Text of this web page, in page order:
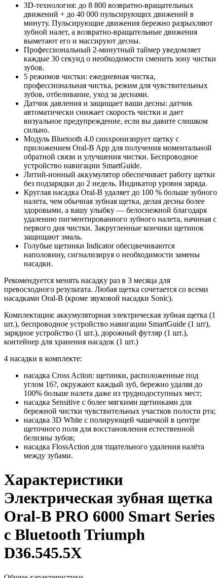
3D-технология: до 8 800 возвратно-вращательных
движений + до 40 000 пульсирующих движений в
минуту. Пульсирующие движения бережно разрыхляют
зубной налет, а возвратно-вращательные движения
выметают его и массируют десны.
Профессиональный 2-минутный таймер уведомляет
каждые 30 секунд о необходимости сменить зону чистки
зубов.
5 режимов чистки: ежедневная чистка,
профессиональная чистка, режим для чувствительных
зубов, отбеливание, уход за деснами.
Датчик давления и защищает ваши десны: датчик
автоматически снижает скорость чистки и дает
визуальное предупреждение, если вы давите слишком
сильно.
Модуль Bluetooth 4.0 синхронизирует щетку с
приложением Oral-B App для получения моментальной
обратной связи и улучшения чистки. Беспроводное
устройство навигации SmartGuide.
Литий-ионный аккумулятор обеспечивает работу щетки
без подзарядки до 2 недель. Индикатор уровня заряда.
Круглая насадка Oral-B удаляет до 100 % больше зубного
налета, чем обычная зубная щетка, делая десны более
здоровыми, а вашу улыбку — белоснежной благодаря
удалению пигментированного зубного налета, начиная с
первого дня чистки. Закругленные кончики щетинок
защищают эмаль.
Голубые щетинки Indicator обесцвечиваются
наполовину, сигнализируя о необходимости замены
насадки.
Рекомендуется менять насадку раз в 3 месяца для
превосходного результата. Любая щетка сочетается со всеми
насадками Oral-B (кроме звуковой насадки Sonic).
Комплектация: аккумуляторная электрическая зубная щетка (1
шт.), беспроводное устройство навигации SmartGuide (1 шт),
зарядное устройство (1 шт.), дорожный футляр (1 шт.),
контейнер для хранения насадок (1 шт.)
4 насадки в комплекте:
насадка Cross Action: щетинки, расположенные под
углом 16?, окружают каждый зуб, бережно удаляя до
100% больше налета даже из труднодоступных мест;
насадка Sensitive с более мягкими щетинками для
бережной чистки чувствительных участков полости рта;
насадка 3D White с полирующей чашечкой в центре
щеточного поля для восстановления естественной
белизны зубов;
насадка FlossAction для тщательного удаления налёта
между зубами.
Характеристики
Электрическая зубная щетка
Oral-B PRO 6000 Smart Series
с Bluetooth Triumph
D36.545.5X